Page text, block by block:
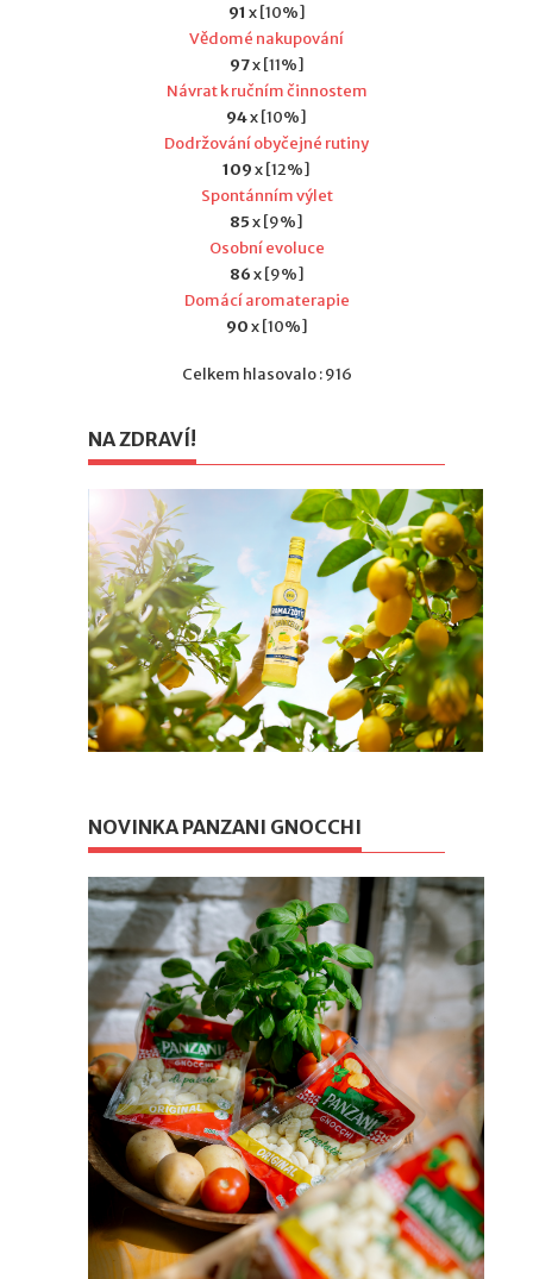
91 x [10%]
Vědomé nakupování
97x [11%]
Návrat k ručním činnostem
94x [10%]
Dodržování obyčejné rutiny
109x [12%]
Spontánním výlet
85x [9%]
Osobní evoluce
86x [9%]
Domácí aromaterapie
90x [10%]
Celkem hlasovalo : 916
NA ZDRAVÍ!
NOVINKA PANZANI GNOCCHI